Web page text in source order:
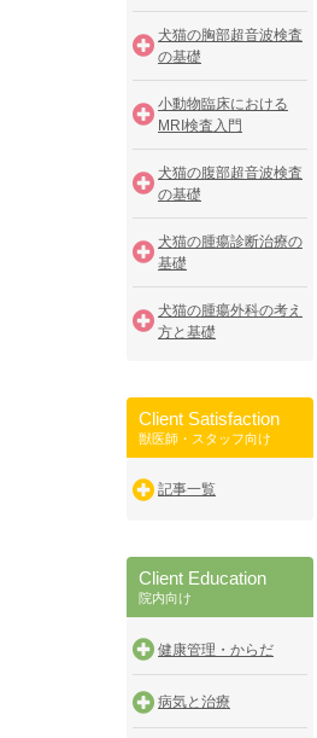
犬猫の胸部超音波検査
の基礎
小動物臨床における
MRI検査入門
犬猫の腹部超音波検査
の基礎
犬猫の腫瘍診断治療の
基礎
犬猫の腫瘍外科の考え
方と基礎
Client Satisfaction
獣医師・スタッフ向け
記事一覧
Client Education
院内向け
健康管理・からだ
病気と治療